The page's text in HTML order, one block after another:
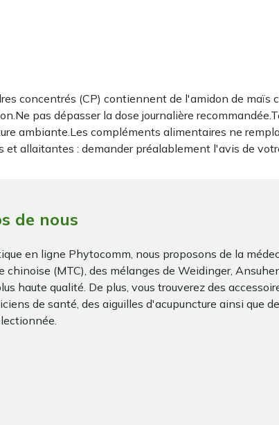
concentrés (CP) contiennent de l'amidon de
pas dépasser la dose journalière
ambiante.Les compléments alimentaires ne
et allaitantes : demander préalablement l'avis de
de nous
en ligne Phytocomm, nous proposons de la
chinoise (MTC), des mélanges de Weidinger,
haute qualité. De plus, vous trouverez des
de santé, des aiguilles d'acupuncture ainsi que